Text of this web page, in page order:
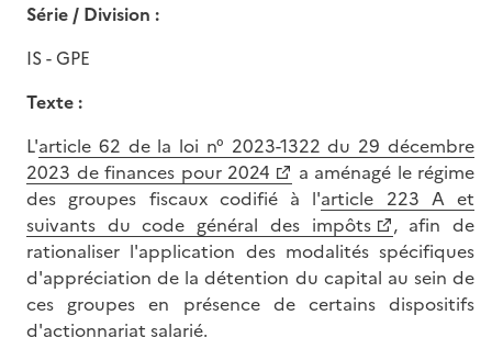
Série / Division :
IS - GPE
Texte :
L'article 62 de la loi n° 2023-1322 du 29 décembre
2023 de finances pour 2024
a aménagé le régime
des groupes fiscaux codifié à l'article 223 A et
suivants du code général des impôts
, afin de
rationaliser l'application des modalités spécifiques
d'appréciation de la détention du capital au sein de
ces groupes en présence de certains dispositifs
d'actionnariat salarié.